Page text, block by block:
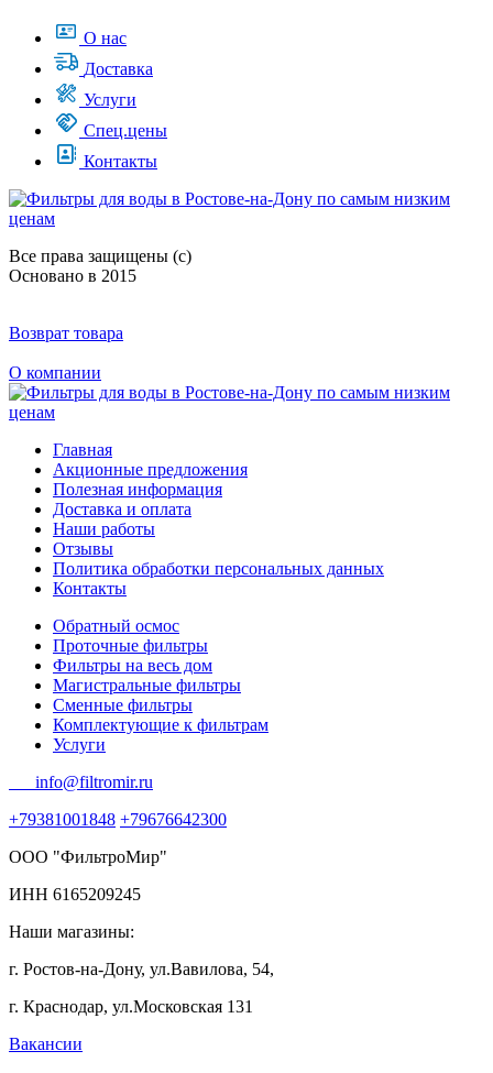
О нас
Доставка
Услуги
Спец.цены
Контакты
Все права защищены (с)
Основано в 2015
Возврат товара
О компании
Главная
Акционные предложения
Полезная информация
Доставка и оплата
Наши работы
Отзывы
Политика обработки персональных данных
Контакты
Обратный осмос
Проточные фильтры
Фильтры на весь дом
Магистральные фильтры
Сменные фильтры
Комплектующие к фильтрам
Услуги
info@filtromir.ru
+79381001848 +79676642300
ООО "ФильтроМир"
ИНН 6165209245
Наши магазины:
г. Ростов-на-Дону, ул.Вавилова, 54,
г. Краснодар, ул.Московская 131
Вакансии